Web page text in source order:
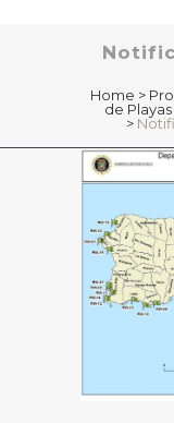
Home >
de Playas
>